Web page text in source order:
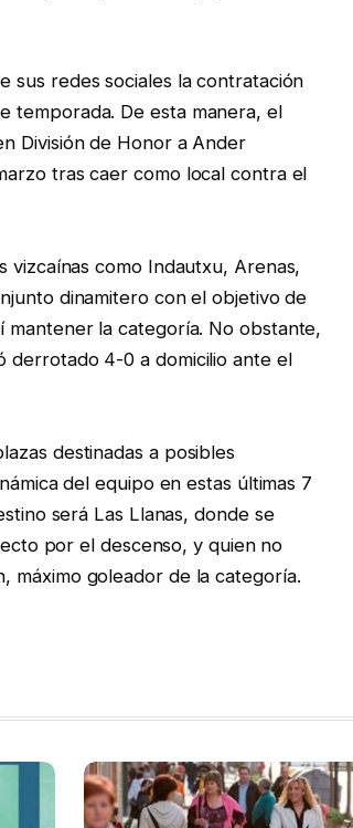
sus redes sociales la contratación
temporada. De esta manera, el
División de Honor a Ander
tras caer como local contra el
vizcaínas como Indautxu, Arenas,
dinamitero con el objetivo de
mantener la categoría. No obstante,
derrotado 4-0 a domicilio ante el
destinadas a posibles
del equipo en estas últimas 7
será Las Llanas, donde se
por el descenso, y quien no
máximo goleador de la categoría.